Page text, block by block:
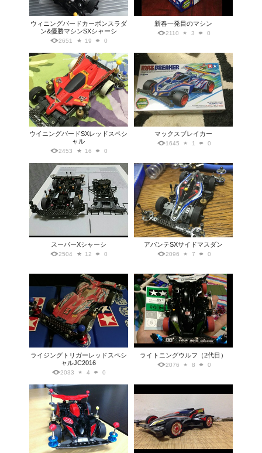
ウィニングバードカーボンスラダ
ン&優勝マシンSXシャーシ
2651 19 0
新春一発目のマシン
2110 3 0
ウイニングバードSXレッドスペシ
ャル
2453 16 0
マックスブレイカー
1645 1 0
スーパーXシャーシ
2504 12 0
アバンテSXサイドマスダン
2096 7 0
ライジングトリガーレッドスペシ
ャルJC2016
2033 4 0
ライトニングウルフ（2代目）
2076 8 0